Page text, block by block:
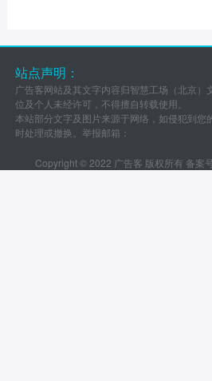
站点声明：
广告客网站及其文字内容归智慧工场（北京）
位及个人未经许可，不得擅自转载使用。
本站部分文字及图片来源于网络，如侵犯到您
时处理或撤换。举报邮箱：
Copyright © 2022 广告客 版权所有 备案